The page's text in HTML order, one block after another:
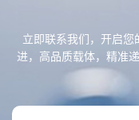
立即联系我们，开启
进，高品质载体，精准